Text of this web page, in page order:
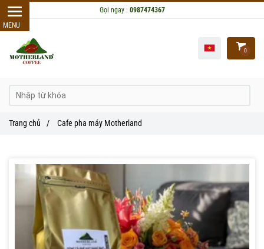
Trang chủ / Cafe pha máy Motherland
Gọi ngay : 0987474367
0